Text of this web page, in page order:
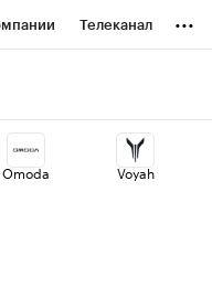
Телеканал ...
Omoda Voyah